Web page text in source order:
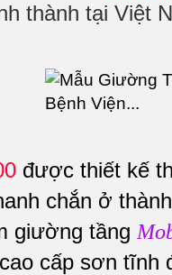
thành tại Việt
được thiết kế
chắn ở
giường tầng
cấp sơn tĩnh